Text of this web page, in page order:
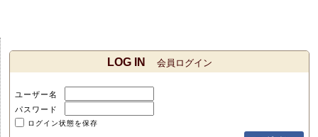
LOG IN 会員ログイン
ユーザー名
パスワード
ログイン状態を保存